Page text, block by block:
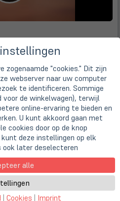
Geräte mit kleinen optischen
zu uns. Unter dem
wir diese Ware zu einem
Dieses Storedeal-Angebot
/ Kratzer /
Gehäuse sind
gebrauchten Geräten
zogenaamde "cookies." Dit zijn
webserver naar uw computer
te identificeren. Sommige
voor de winkelwagen), terwijl
online-ervaring te bieden en
U kunt akkoord gaan met
cookies door op de knop
deze instellingen op elk
ook later deselecteren
alle
| Cookies | Imprint